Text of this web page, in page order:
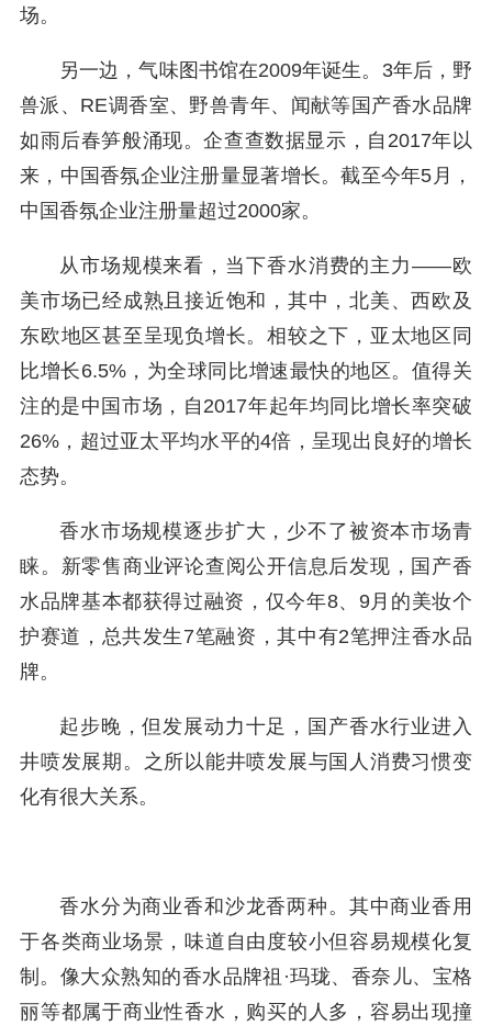
场。
另一边，气味图书馆在2009年诞生。3年后，野
兽派、RE调香室、野兽青年、闻献等国产香水品牌
如雨后春笋般涌现。企查查数据显示，自2017年以
来，中国香氛企业注册量显著增长。截至今年5月，
中国香氛企业注册量超过2000家。
从市场规模来看，当下香水消费的主力——欧
美市场已经成熟且接近饱和，其中，北美、西欧及
东欧地区甚至呈现负增长。相较之下，亚太地区同
比增长6.5%，为全球同比增速最快的地区。值得关
注的是中国市场，自2017年起年均同比增长率突破
26%，超过亚太平均水平的4倍，呈现出良好的增长
态势。
香水市场规模逐步扩大，少不了被资本市场青
睐。新零售商业评论查阅公开信息后发现，国产香
水品牌基本都获得过融资，仅今年8、9月的美妆个
护赛道，总共发生7笔融资，其中有2笔押注香水品
牌。
起步晚，但发展动力十足，国产香水行业进入
井喷发展期。之所以能井喷发展与国人消费习惯变
化有很大关系。
香水分为商业香和沙龙香两种。其中商业香用
于各类商业场景，味道自由度较小但容易规模化复
制。像大众熟知的香水品牌祖·玛珑、香奈儿、宝格
丽等都属于商业性香水，购买的人多，容易出现撞